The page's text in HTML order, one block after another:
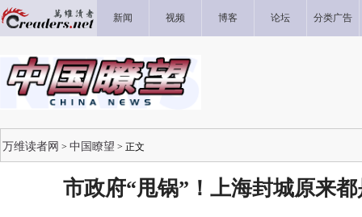
新闻 视频 博客 论坛 分类广告
万维读者网 > 中国瞭望 > 正文
市政府“甩锅”！上海封城原来